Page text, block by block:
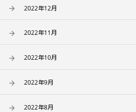
2022年12月
2022年11月
2022年10月
2022年9月
2022年8月